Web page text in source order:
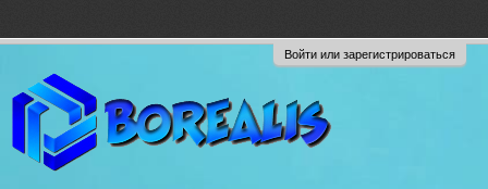
Войти или зарегистрироваться